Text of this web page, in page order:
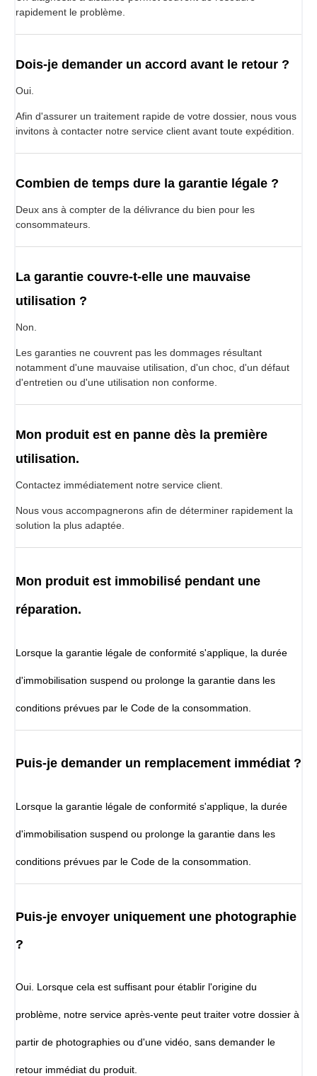
rapidement le problème.
Dois-je demander un accord avant le retour ?
Oui.
Afin d'assurer un traitement rapide de votre dossier, nous vous
invitons à contacter notre service client avant toute expédition.
Combien de temps dure la garantie légale ?
Deux ans à compter de la délivrance du bien pour les
consommateurs.
La garantie couvre-t-elle une mauvaise
utilisation ?
Non.
Les garanties ne couvrent pas les dommages résultant
notamment d'une mauvaise utilisation, d'un choc, d'un défaut
d'entretien ou d'une utilisation non conforme.
Mon produit est en panne dès la première
utilisation.
Contactez immédiatement notre service client.
Nous vous accompagnerons afin de déterminer rapidement la
solution la plus adaptée.
Mon produit est immobilisé pendant une
réparation.
Lorsque la garantie légale de conformité s'applique, la durée
d'immobilisation suspend ou prolonge la garantie dans les
conditions prévues par le Code de la consommation.
Puis-je demander un remplacement immédiat ?
Lorsque la garantie légale de conformité s'applique, la durée
d'immobilisation suspend ou prolonge la garantie dans les
conditions prévues par le Code de la consommation.
Puis-je envoyer uniquement une photographie
?
Oui. Lorsque cela est suffisant pour établir l'origine du
problème, notre service après-vente peut traiter votre dossier à
partir de photographies ou d'une vidéo, sans demander le
retour immédiat du produit.